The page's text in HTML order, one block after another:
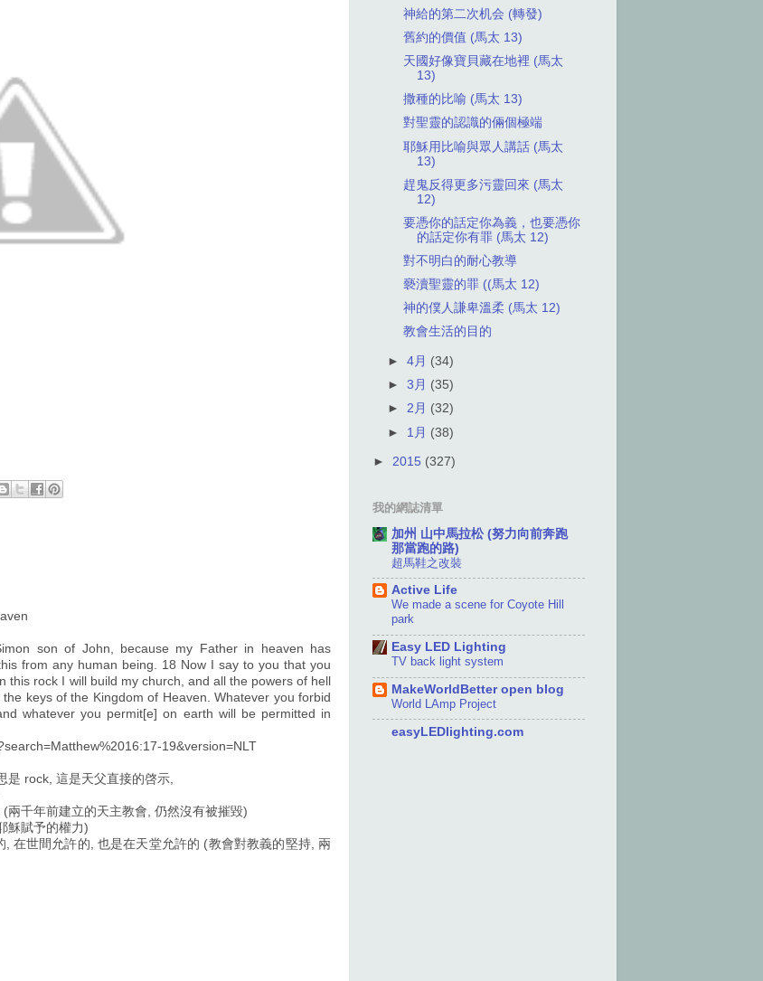
son of John, because my Father in heaven has
from any human being. 18 Now I say to you that you
this rock I will build my church, and all the powers of hell
keys of the Kingdom of Heaven. Whatever you forbid
whatever you permit[e] on earth will be permitted in
19&version=NLT
是 rock, 這是天父直接的啓示,
千年前建立的天主教會, 仍然沒有被摧毀)
穌賦予的權力)
在世間允許的, 也是在天堂允許的 (教會對教義的堅持, 兩
神給的第二次机会 (轉發)
舊約的價值 (馬太 13)
天國好像寶貝藏在地裡 (馬太
13)
撒種的比喻 (馬太 13)
對聖靈的認識的倆個極端
耶穌用比喻與眾人講話 (馬太
13)
趕鬼反得更多污靈回來 (馬太
12)
要憑你的話定你為義，也要憑你
的話定你有罪 (馬太 12)
對不明白的耐心教導
褻瀆聖靈的罪 ((馬太 12)
神的僕人謙卑溫柔 (馬太 12)
教會生活的目的
►4月 (34)
►3月 (35)
►2月 (32)
► 1月 (38)
► 2015 (327)
我的網誌清單
加州 山中馬拉松 (努力向前奔跑
那當跑的路)
超馬鞋之改裝
Active Life
We made a scene for Coyote Hill
park
Easy LED Lighting
TV back light system
MakeWorldBetter open blog
World LAmp Project
easyLEDlighting.com